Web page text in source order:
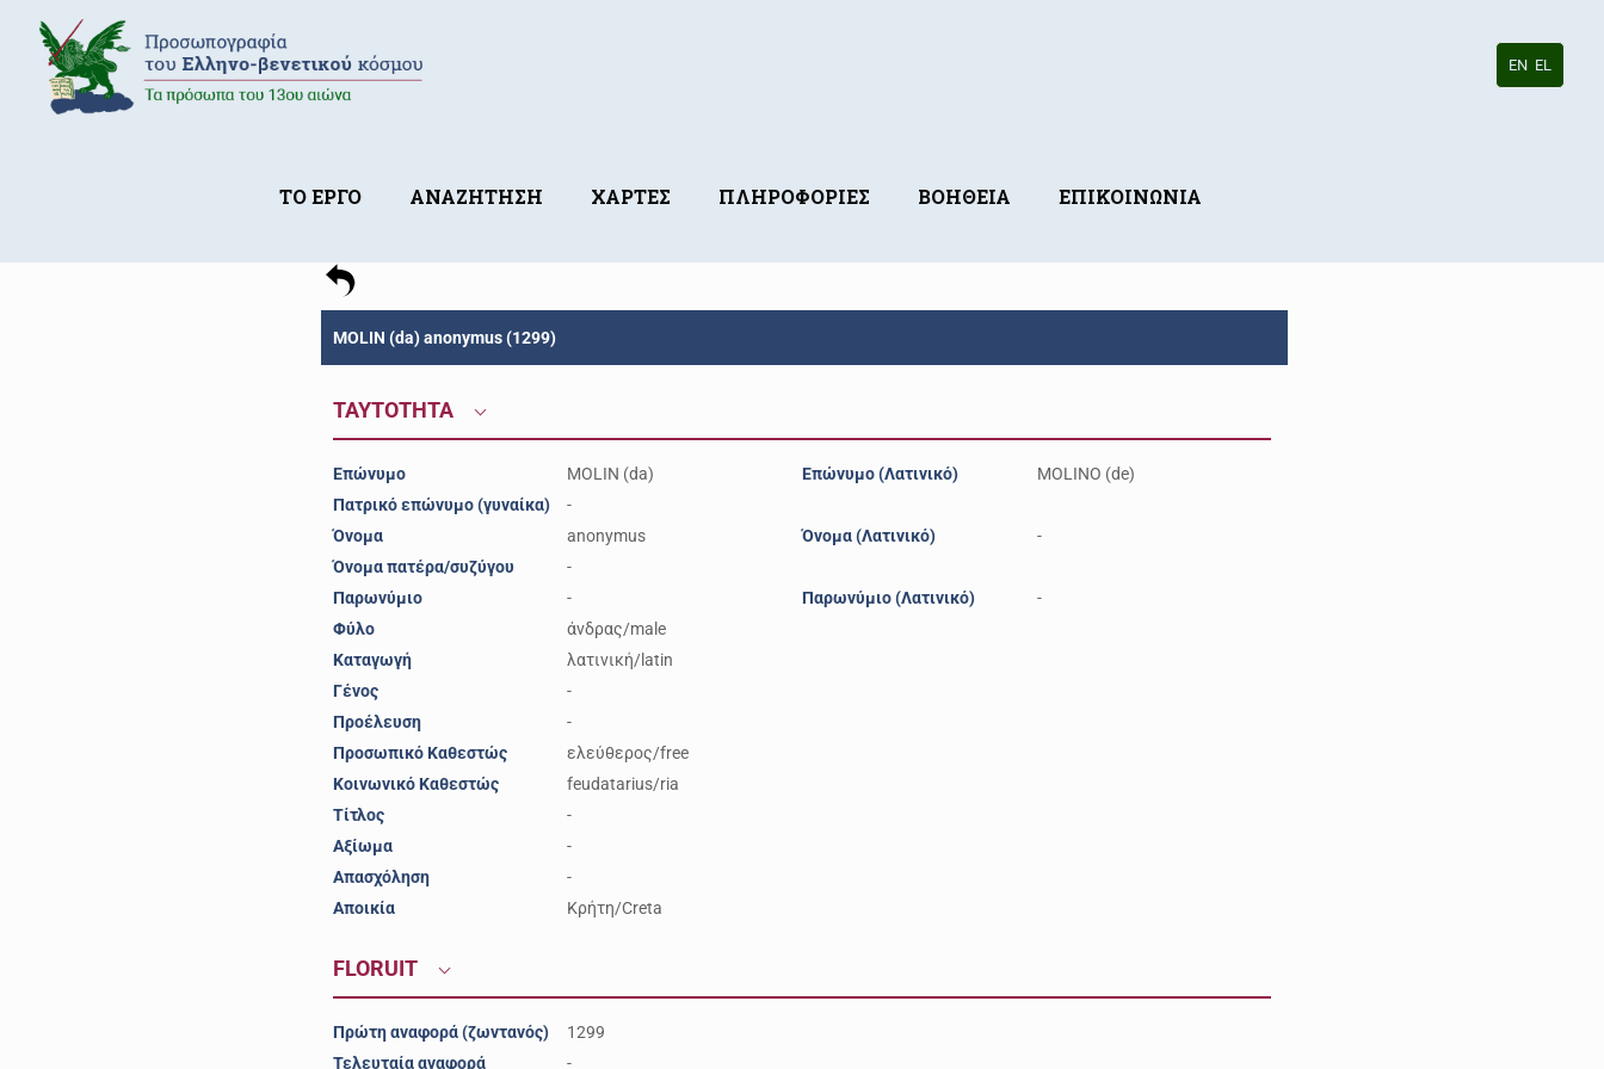
ΤΟ ΕΡΓΟ ΑΝΑΖΗΤΗΣΗ ΧΑΡΤΕΣ ΠΛΗΡΟΦΟΡΙΕΣ ΒΟΗΘΕΙΑ ΕΠΙΚΟΙΝΩΝΙΑ
EN EL
MOLIN (da) anonymus (1299)
ΤΑΥΤΟΤΗΤΑ
Επώνυμο
MOLIN (da)
Πατρικό επώνυμο (γυναίκα)
-
Όνομα
anonymus
Όνομα πατέρα/συζύγου
-
Παρωνύμιο
-
Φύλο
άνδρας/male
Καταγωγή
λατινική/latin
Γένος
-
Προέλευση
-
Προσωπικό Καθεστώς
ελεύθερος/free
Κοινωνικό Καθεστώς
feudatarius/ria
Τίτλος
-
Αξίωμα
-
Απασχόληση
-
Αποικία
Κρήτη/Creta
Επώνυμο (Λατινικό) MOLINO (de)
Όνομα (Λατινικό) -
Παρωνύμιο (Λατινικό) -
FLORUIT
Πρώτη αναφορά (ζωντανός)
1299
Τελευταία αναφορά
-